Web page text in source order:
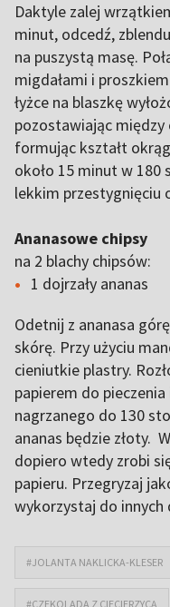
Daktyle zalej
minut, odcedź,
na puszystą masę.
migdałami i
łyżce na blaszkę
pozostawiając między
formując kształt
około 15 minut w 180
lekkim przestygnięciu
Ananasowe chipsy
na 2 blachy chipsów:
1 dojrzały ananas
Odetnij z ananasa
skórę. Przy użyciu
cieniutkie plastry.
papierem do
nagrzanego do 130
ananas będzie złoty.
dopiero wtedy zrobi
papieru. Przegryzaj
wykorzystaj do innych
#JOLANTA NAKLICKA-KLESER
#CZEKOLADA Z CIECIERZYCĄ